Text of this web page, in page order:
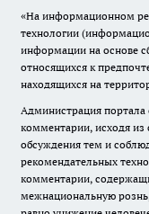
«На информационном
технологии
информации на основе
относящихся к
находящихся на
Администрация портала
комментарии, исходя из
обсуждения тем и
рекомендательных
комментарии,
межнациональную